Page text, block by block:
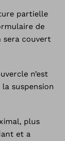
partielle
de
sera couvert
n’est
suspension
plus
et a